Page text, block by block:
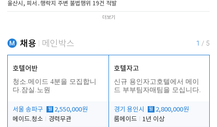
울산시, 피서․행락지 주변 불법행위 19건 적발
더보기
채용 메인박스 1 / 5
호텔어반
청소.메이드 4분을 모집합니
다.잠실.노원
서울 송파구 월 2,550,000원
메이드.청소
경력무관
호텔자고
신규 용인자고호텔에서 메이
드 부부팀자매팀을 모십니다.
경기 용인시 월 2,800,000원
룸메이드
1년 이상